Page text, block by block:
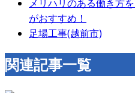
メリハリのある働き方
がおすすめ！
足場工事(越前市)
関連記事一覧